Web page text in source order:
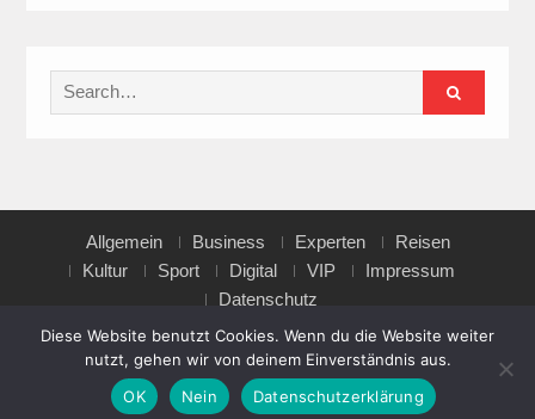
Search
for:
Allgemein Business Experten
Reisen
Kultur
Sport Digital VIP
Impressum
Datenschutz
Copyright © All rights reserved.
Magazine Point byAxle Themes
Diese Website benutzt Cookies. Wenn du die Website weiter
nutzt, gehen wir von deinem Einverständnis aus.
OK
Nein Datenschutzerklärung